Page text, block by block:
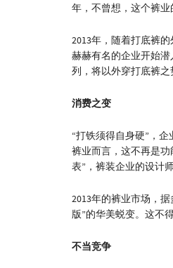
年，不曾想，这个裤业
2013年，随着打底裤
赫赫有名的企业开始
列，将以外穿打底裤之
消费之变
“打铁须得自身硬”，
裤业而言，这不再是
表”，裤装企业的设计
2013年的裤业市场，
版”的华美蜕变。这不
不当竞争